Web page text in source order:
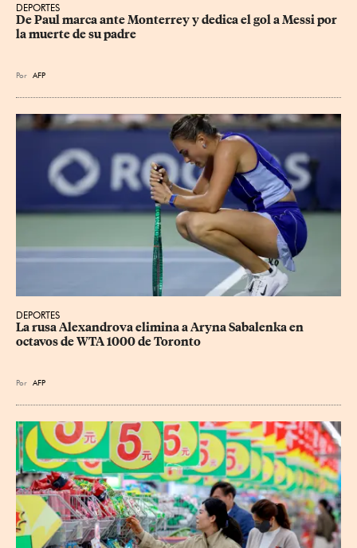
DEPORTES
De Paul marca ante Monterrey y dedica el gol a Messi por
la muerte de su padre
Por AFP
DEPORTES
La rusa Alexandrova elimina a Aryna Sabalenka en
octavos de WTA 1000 de Toronto
Por AFP